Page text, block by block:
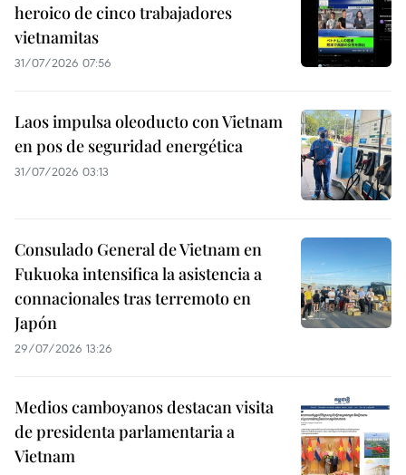
heroico de cinco trabajadores
vietnamitas
31/07/2026 07:56
Laos impulsa oleoducto con Vietnam
en pos de seguridad energética
31/07/2026 03:13
Consulado General de Vietnam en
Fukuoka intensifica la asistencia a
connacionales tras terremoto en
Japón
29/07/2026 13:26
Medios camboyanos destacan visita
de presidenta parlamentaria a
Vietnam